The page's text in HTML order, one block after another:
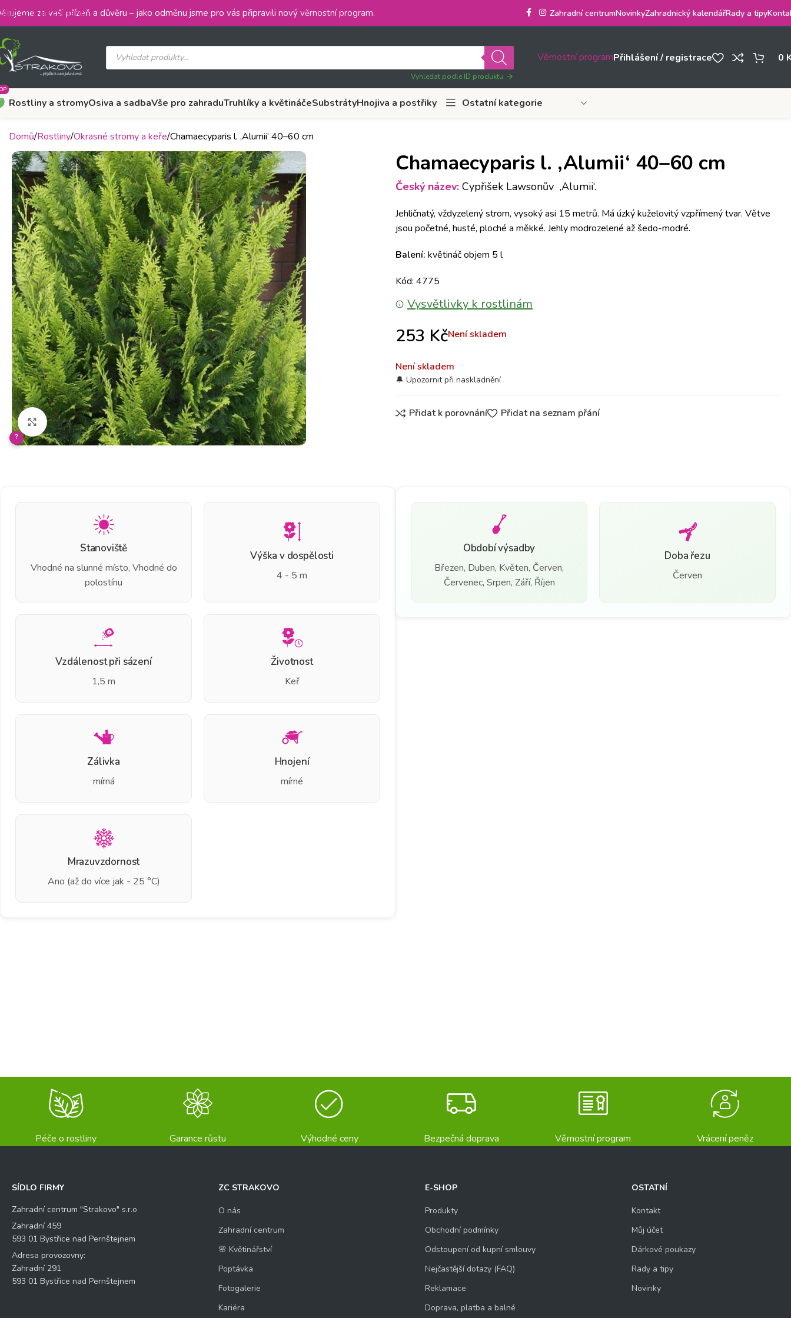
Skip to main content
za vaši přízeň a důvěru – jako odměnu jsme pro vás připravili nový věrnostní program. Zahradní centrumNovinkyZahradnický kalendářRady a tipy
Vyhledat podle ID produktu
Věrnostní programPřihlášení / registrace 0
Rostliny a stromyOsiva a sadbaVše pro zahraduTruhlíky a květináčeSubstrátyHnojiva a postřiky Ostatní kategorie
Domů Rostliny Okrasné stromy a keře Chamaecyparis l. ‚Alumii‘ 40–60 cm
Klikněte pro zvětšení
?
Chamaecyparis l. ‚Alumii‘ 40–60 cm
Český název:Cypřišek Lawsonův ‚Alumii‘.
Jehličnatý, vždyzelený strom, vysoký asi 15 metrů. Má úzký kuželovitý vzpřímený tvar. Větve
jsou početné, husté, ploché a měkké. Jehly modrozelené až šedo-modré.
Balení: květináč objem 5 l
Kód: 4775
Vysvětlivky k rostlinám
253 KčNení skladem
Není skladem
Přidat k porovnání Přidat na seznam přání
Stanoviště
Vhodné na slunné místo, Vhodné do
polostínu
Výška v dospělosti
4 - 5 m
Vzdálenost při sázení
1,5 m
Životnost
Keř
Zálivka
mírná
Hnojení
mírné
Mrazuvzdornost
Ano (až do více jak - 25 °C)
Období výsadby
Březen, Duben, Květen, Červen,
Červenec, Srpen, Září, Říjen
Doba řezu
Červen
Péče o rostliny Garance růstu Výhodné ceny Bezpečná doprava Věrnostní program Vrácení peněz
SÍDLO FIRMY
Zahradní centrum "Strakovo" s.r.o
Zahradní 459
593 01 Bystřice nad Pernštejnem
Adresa provozovny:
Zahradní 291
593 01 Bystřice nad Pernštejnem
ZC STRAKOVO
O nás
Zahradní centrum
🌸 Květinářství
Poptávka
Fotogalerie
Kariéra
E-SHOP
Produkty
Obchodní podmínky
Odstoupení od kupní smlouvy
Nejčastější dotazy (FAQ)
Reklamace
Doprava, platba a balné
OSTATNÍ
Kontakt
Můj účet
Dárkové poukazy
Rady a tipy
Novinky